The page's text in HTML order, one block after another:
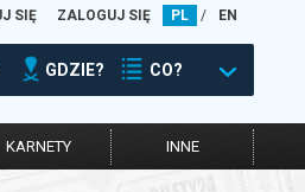
SIĘ ZALOGUJ SIĘ PL / EN
GDZIE? CO?
KARNETY INNE